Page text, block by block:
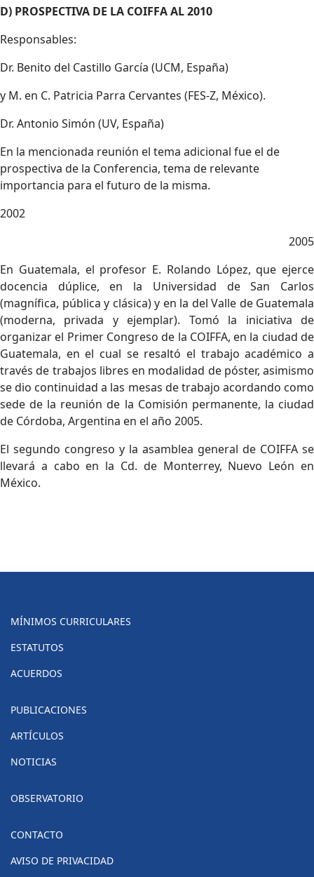
D) PROSPECTIVA DE LA COIFFA AL 2010
Responsables:
Dr. Benito del Castillo García (UCM, España)
y M. en C. Patricia Parra Cervantes (FES-Z, México).
Dr. Antonio Simón (UV, España)
En la mencionada reunión el tema adicional fue el de
prospectiva de la Conferencia, tema de relevante
importancia para el futuro de la misma.
2002
2005
En Guatemala, el profesor E. Rolando López, que ejerce
docencia dúplice, en la Universidad de San Carlos
(magnífica, pública y clásica) y en la del Valle de Guatemala
(moderna, privada y ejemplar). Tomó la iniciativa de
organizar el Primer Congreso de la COIFFA, en la ciudad de
Guatemala, en el cual se resaltó el trabajo académico a
través de trabajos libres en modalidad de póster, asimismo
se dio continuidad a las mesas de trabajo acordando como
sede de la reunión de la Comisión permanente, la ciudad
de Córdoba, Argentina en el año 2005.
El segundo congreso y la asamblea general de COIFFA se
llevará a cabo en la Cd. de Monterrey, Nuevo León en
México.
MÍNIMOS CURRICULARES
ESTATUTOS
ACUERDOS
PUBLICACIONES
ARTÍCULOS
NOTICIAS
OBSERVATORIO
CONTACTO
AVISO DE PRIVACIDAD